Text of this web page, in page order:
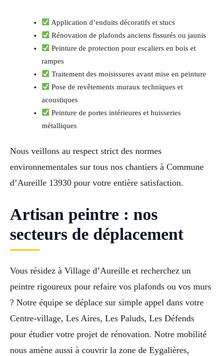
Application d’enduits décoratifs et stucs
Rénovation de plafonds anciens fissurés ou jaunis
Peinture de protection pour escaliers en bois et
rampes
Traitement des moisissures avant mise en peinture
Pose de revêtements muraux techniques et
acoustiques
Peinture de portes intérieures et huisseries
métalliques
Nous veillons au respect strict des normes
environnementales sur tous nos chantiers à Commune
d’Aureille 13930 pour votre entière satisfaction.
Artisan peintre : nos
secteurs de déplacement
Vous résidez à Village d’Aureille et recherchez un
peintre rigoureux pour refaire vos plafonds ou vos murs
? Notre équipe se déplace sur simple appel dans votre
Centre-village, Les Aires, Les Paluds, Les Défends
pour étudier votre projet de rénovation. Notre mobilité
nous amène aussi à couvrir la zone de Eygalières,